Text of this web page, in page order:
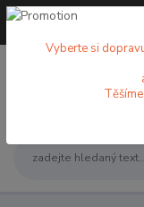
+420 773 998 582
Vyberte si